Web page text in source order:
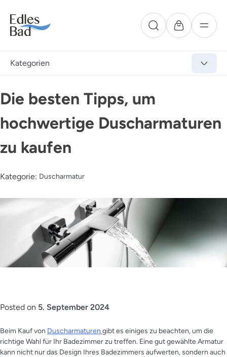
Kategorien
Die besten Tipps, um
hochwertige Duscharmaturen
zu kaufen
Kategorie: Duscharmatur
Posted on 5. September 2024
Beim Kauf von Duscharmaturen gibt es einiges zu beachten, um die
richtige Wahl für Ihr Badezimmer zu treffen. Eine gut gewählte Armatur
kann nicht nur das Design Ihres Badezimmers aufwerten, sondern auch